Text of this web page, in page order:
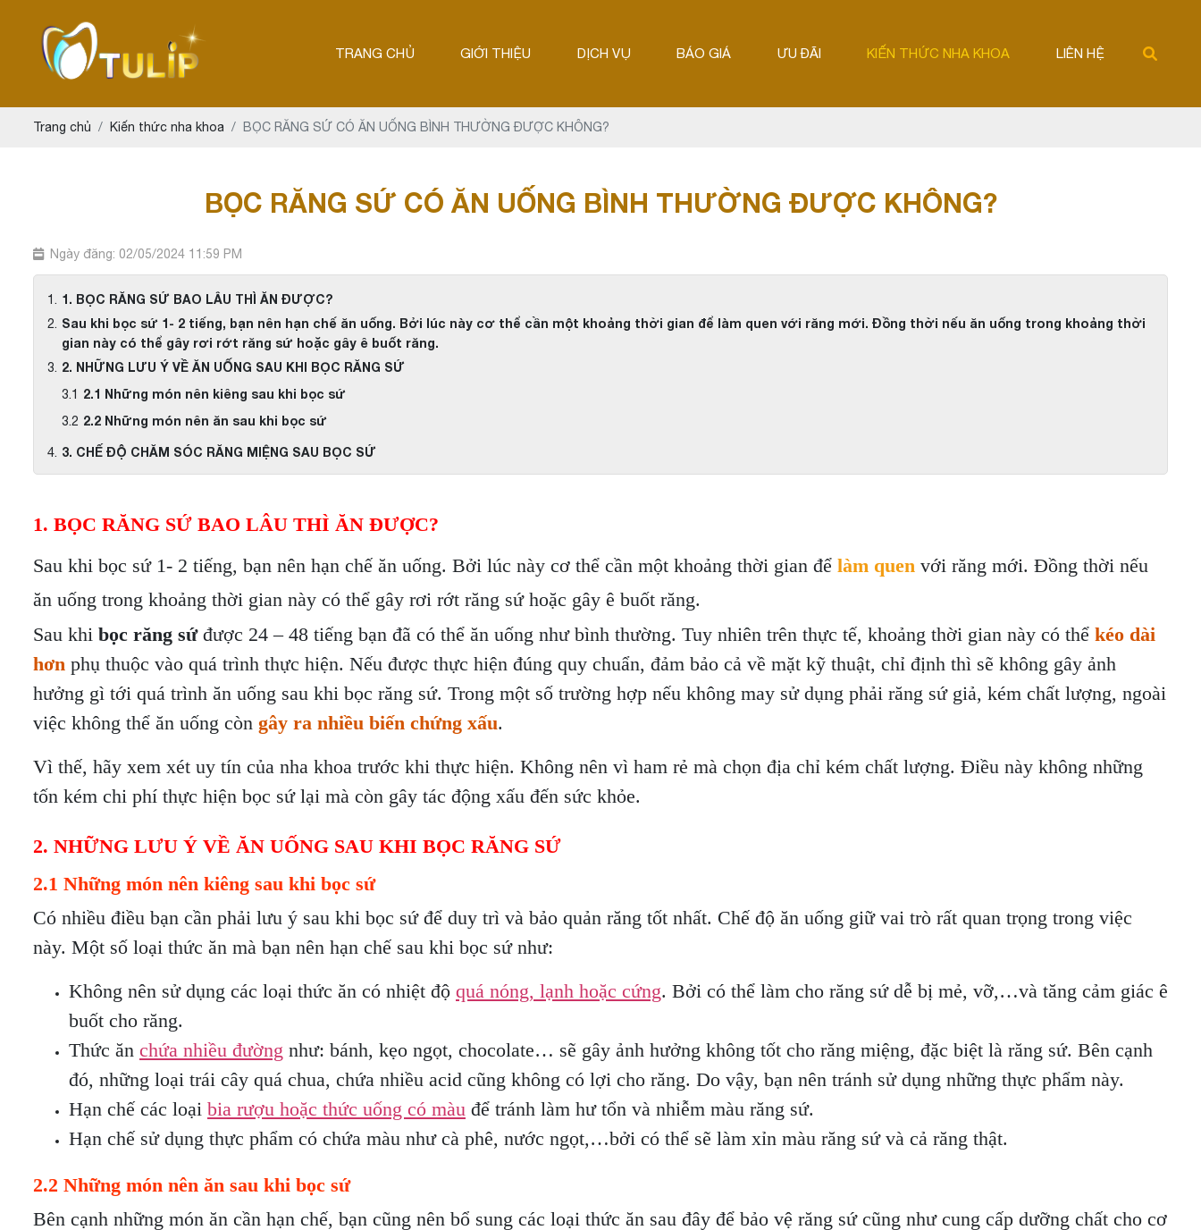
TRANG CHỦ GIỚI THIỆU DỊCH VỤ BÁO GIÁ ƯU ĐÃI KIẾN THỨC NHA KHOA LIÊN HỆ
Trang chủ Kiến thức nha khoa BỌC RĂNG SỨ CÓ ĂN UỐNG BÌNH THƯỜNG ĐƯỢC KHÔNG?
BỌC RĂNG SỨ CÓ ĂN UỐNG BÌNH THƯỜNG ĐƯỢC KHÔNG?
Ngày đăng: 02/05/2024 11:59 PM
1. BỌC RĂNG SỨ BAO LÂU THÌ ĂN ĐƯỢC?
Sau khi bọc sứ 1- 2 tiếng, bạn nên hạn chế ăn uống. Bởi lúc này cơ thể cần một khoảng thời gian để làm quen với răng mới. Đồng thời nếu ăn uống trong khoảng thời
gian này có thể gây rơi rớt răng sứ hoặc gây ê buốt răng.
2. NHỮNG LƯU Ý VỀ ĂN UỐNG SAU KHI BỌC RĂNG SỨ
2.1 Những món nên kiêng sau khi bọc sứ
2.2 Những món nên ăn sau khi bọc sứ
3. CHẾ ĐỘ CHĂM SÓC RĂNG MIỆNG SAU BỌC SỨ
1. BỌC RĂNG SỨ BAO LÂU THÌ ĂN ĐƯỢC?
Sau khi bọc sứ 1- 2 tiếng, bạn nên hạn chế ăn uống. Bởi lúc này cơ thể cần một khoảng thời gian để làm quen với răng mới. Đồng thời nếu
ăn uống trong khoảng thời gian này có thể gây rơi rớt răng sứ hoặc gây ê buốt răng.
Sau khi bọc răng sứđược 24 – 48 tiếng bạn đã có thể ăn uống như bình thường. Tuy nhiên trên thực tế, khoảng thời gian này có thể kéo dài
hơn phụ thuộc vào quá trình thực hiện. Nếu được thực hiện đúng quy chuẩn, đảm bảo cả về mặt kỹ thuật, chỉ định thì sẽ không gây ảnh
hưởng gì tới quá trình ăn uống sau khi bọc răng sứ. Trong một số trường hợp nếu không may sử dụng phải răng sứ giả, kém chất lượng, ngoài
việc không thể ăn uống còn gây ra nhiều biến chứng xấu.
Vì thế, hãy xem xét uy tín của nha khoa trước khi thực hiện. Không nên vì ham rẻ mà chọn địa chỉ kém chất lượng. Điều này không những
tốn kém chi phí thực hiện bọc sứ lại mà còn gây tác động xấu đến sức khỏe.
2. NHỮNG LƯU Ý VỀ ĂN UỐNG SAU KHI BỌC RĂNG SỨ
2.1 Những món nên kiêng sau khi bọc sứ
Có nhiều điều bạn cần phải lưu ý sau khi bọc sứ để duy trì và bảo quản răng tốt nhất. Chế độ ăn uống giữ vai trò rất quan trọng trong việc
này. Một số loại thức ăn mà bạn nên hạn chế sau khi bọc sứ như:
Không nên sử dụng các loại thức ăn có nhiệt độ quá nóng, lạnh hoặc cứng. Bởi có thể làm cho răng sứ dễ bị mẻ, vỡ,…và tăng cảm giác ê
buốt cho răng.
Thức ăn chứa nhiều đường như: bánh, kẹo ngọt, chocolate… sẽ gây ảnh hưởng không tốt cho răng miệng, đặc biệt là răng sứ. Bên cạnh
đó, những loại trái cây quá chua, chứa nhiều acid cũng không có lợi cho răng. Do vậy, bạn nên tránh sử dụng những thực phẩm này.
Hạn chế các loại bia rượu hoặc thức uống có màu để tránh làm hư tổn và nhiễm màu răng sứ.
Hạn chế sử dụng thực phẩm có chứa màu như cà phê, nước ngọt,…bởi có thể sẽ làm xỉn màu răng sứ và cả răng thật.
2.2 Những món nên ăn sau khi bọc sứ
Bên cạnh những món ăn cần hạn chế, bạn cũng nên bổ sung các loại thức ăn sau đây để bảo vệ răng sứ cũng như cung cấp dưỡng chất cho cơ